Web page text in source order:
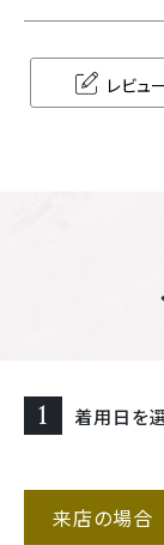
レビュ
1 着用日を
来店の場合